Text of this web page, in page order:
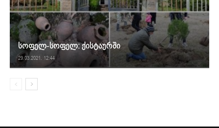
სოფელ-სოფელ: ქისტაურში
29.03.2021. 12:44